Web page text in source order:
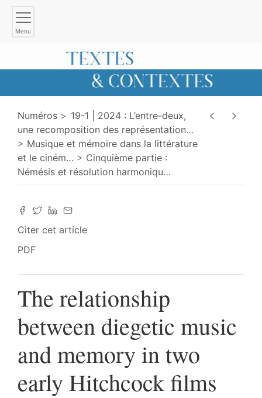
Menu
Numéros
19-1 | 2024 : L’entre-deux,
une recomposition des représentation…
Musique et mémoire dans la littérature
et le ciném…
Cinquième partie :
Némésis et résolution harmoniqu…
Citer cet article
PDF
The relationship
between diegetic music
and memory in two
early Hitchcock films